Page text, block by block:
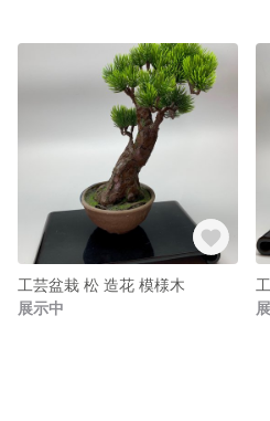
工芸盆栽 松 造花 模様木
展示中